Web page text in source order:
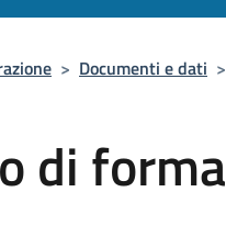
> Documenti e dati >
di